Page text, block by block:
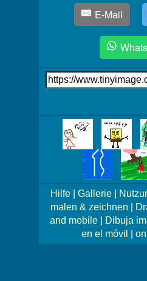
E-Mail
Link
auf's
Bilder!
Hilfe| Gallerie|
malen & zeichnen
and mobile|
Dibuja
en el móvil